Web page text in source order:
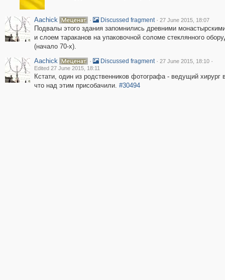
Aachick · Discussed fragment · 27 June 2015, 18:07
Подвалы этого здания запомнились древними
и слоем тараканов на упаковочной соломе стеклянного
(начало 70-х).
Aachick
· Discussed fragment · 27 June 2015, 18:10 ·
Edited 27 June 2015, 18:11
Кстати, один из родственников фотографа - ведущий хирург
что над этим присобачили. #30494